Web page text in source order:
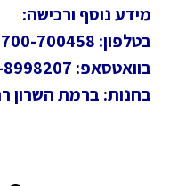
מידע נוסף ורכישה:
בטלפון: 1700-700458
בוואטסאפ: 055-8998207
בחנות: ברמת השרון